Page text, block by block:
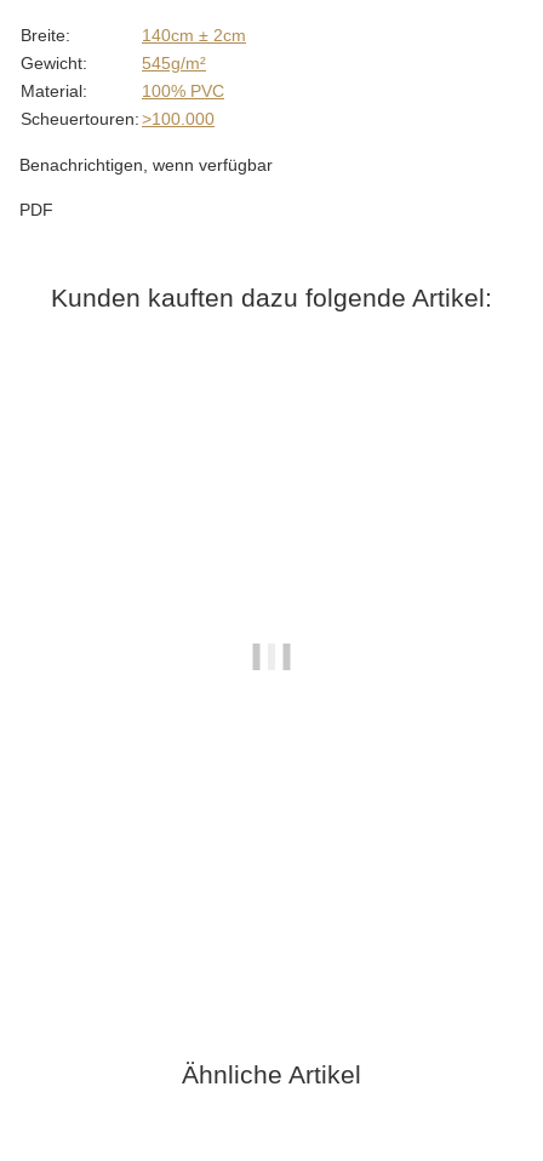
Produkteigenschaft
Wert
Breite:
140cm ± 2cm
Gewicht:
545g/m²
Material:
100% PVC
Scheuertouren:>100.000
Benachrichtigen, wenn verfügbar
PDF
Kunden kauften dazu folgende Artikel:
Ähnliche Artikel